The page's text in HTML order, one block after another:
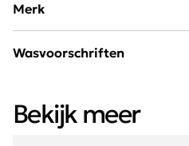
Merk
Mode, passie en creativiteit
chique, elegant, stoer en
Wasvoorschriften
niet bleken
Bekijk meer